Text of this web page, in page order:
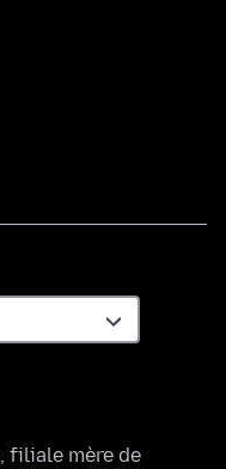
, filiale mère de